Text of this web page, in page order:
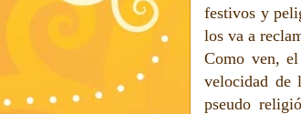
festivos y
los va a
Como ven,
velocidad de
pseudo